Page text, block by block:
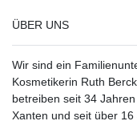
ÜBER UNS
Wir sind ein
Kosmetikerin Ruth
betreiben seit 34 Jahren
Xanten und seit über